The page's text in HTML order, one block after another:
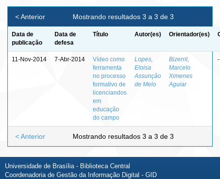
Mostrando resultados 3 a 3 de 3
< Anterior
Data de
publicação
Data de
defesa
Título Autor(es) Orientador(es)
11-Nov-2014 7-Abr-2014
Vídeo como
ferramenta
no processo
formativo de
licenciandos
em
educação
do campo
Lopes,
Eloisa
Assunção
de Melo
Bizerril,
Marcelo
Ximenes
Aguiar
-
Mostrando resultados 3 a 3 de 3
< Anterior
Universidade de Brasília - Biblioteca Central
Coordenadoria de Gestão da Informação Digital - GID